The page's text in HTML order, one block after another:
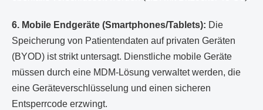
6. Mobile Endgeräte (Smartphones/Tablets): Die
Speicherung von Patientendaten auf privaten Geräten
(BYOD) ist strikt untersagt. Dienstliche mobile Geräte
müssen durch eine MDM-Lösung verwaltet werden, die
eine Geräteverschlüsselung und einen sicheren
Entsperrcode erzwingt.